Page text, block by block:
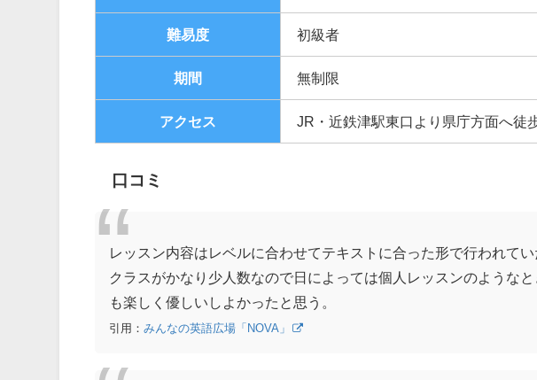
難易度 初級者
期間 無制限
アクセス JR・近鉄津駅東口より県庁方面へ徒
口コミ
レッスン内容はレベルに合わせてテキストに合った形で行われて
クラスがかなり少人数なので日によっては個人レッスンのような
も楽しく優しいしよかったと思う。
引用：みんなの英語広場「NOVA」